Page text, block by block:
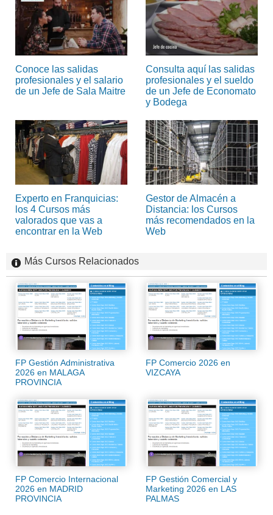
Conoce las salidas
profesionales y el salario
de un Jefe de Sala Maitre
Consulta aquí las salidas
profesionales y el sueldo
de un Jefe de Economato
y Bodega
Experto en Franquicias:
los 4 Cursos más
valorados que vas a
encontrar en la Web
Gestor de Almacén a
Distancia: los Cursos
más recomendados en la
Web
Más Cursos Relacionados
FP Gestión Administrativa
2026 en MALAGA
PROVINCIA
FP Comercio 2026 en
VIZCAYA
FP Comercio Internacional
2026 en MADRID
PROVINCIA
FP Gestión Comercial y
Marketing 2026 en LAS
PALMAS